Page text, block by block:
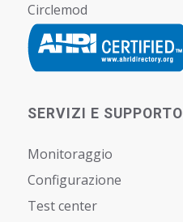
Circlemod
SERVIZI E SUPPORTO
Monitoraggio
Configurazione
Test center